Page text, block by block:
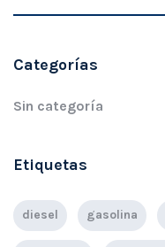
Categorías
Sin categoría
Etiquetas
diesel gasolina